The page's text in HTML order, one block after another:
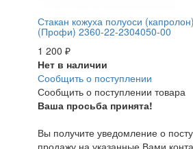
Стакан кожуха полуоси
(Профи) 2360-22-2304050-00
1 200 ₽
Нет в наличии
Сообщить о поступлении
Сообщить о поступлении товара
Ваша просьба принята!
Вы получите уведомление о
продажу на указанные Вами